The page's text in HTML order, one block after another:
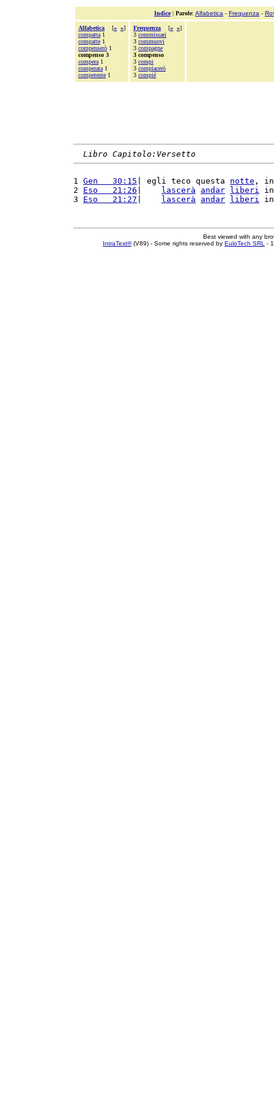
Indice| Parole: Alfabetica - Frequenza -
Alfabetica [« »]
compatta 1
compatte 1
compenserò 1
compenso 3
compera 1
comperata 1
competente 1
Frequenza [« »]
3 commissari
3 commuovi
3 compagne
3 compenso
3 compi
3 compiacerò
3 compié
Libro Capitolo:Versetto
1 Gen   30:15 | egli teco questa notte ,
2 Eso   21:26 lascerà andar liberi
3 Eso   21:27 lascerà andar liberi
Best viewed with any
IntraText®(V89) - Some rights reserved by EuloTech SRL -